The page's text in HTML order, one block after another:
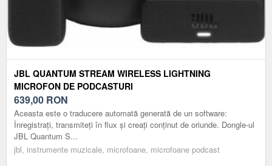
JBL QUANTUM STREAM WIRELESS LIGHTNING
MICROFON DE PODCASTURI
639,00 RON
Aceasta este o traducere automată generată de un software:
Înregistrați, transmiteți în flux și creați conținut de oriunde. Dongle-ul
JBL Quantum S...
jbl, instrumente muzicale, microfoane, microfoane podcast